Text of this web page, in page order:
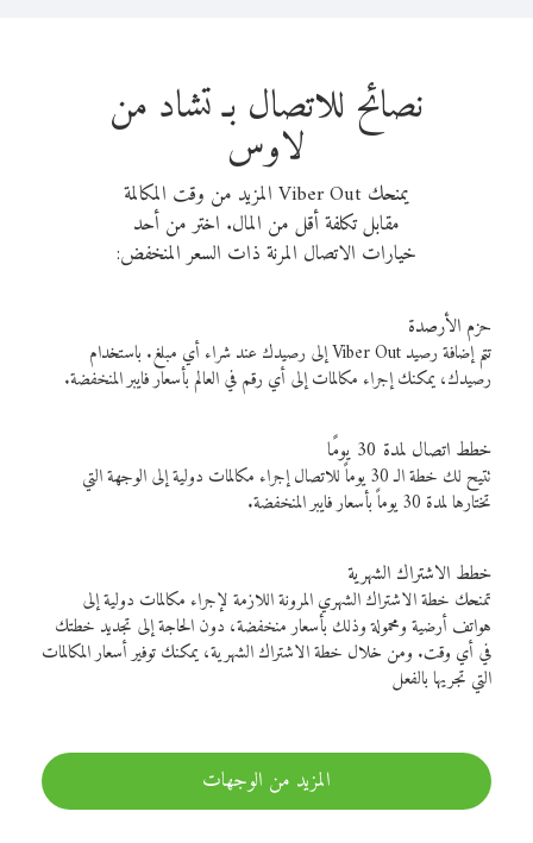
نصائح للاتصال بـ تشاد من
لاوس
يمنحك Viber Out المزيد من وقت المكالمة
مقابل تكلفة أقل من المال. اختر من أحد
خيارات الاتصال المرنة ذات السعر المنخفض:
حزم الأرصدة
تتم إضافة رصيد Viber Out إلى رصيدك عند شراء أي مبلغ. باستخدام
رصيدك، يمكنك إجراء مكالمات إلى أي رقم في العالم بأسعار فايبر المنخفضة.
خطط اتصال لمدة 30 يومًا
تتيح لك خطة الـ 30 يوماً للاتصال إجراء مكالمات دولية إلى الوجهة التي
تختارها لمدة 30 يوماً بأسعار فايبر المنخفضة.
خطط الاشتراك الشهرية
تمنحك خطة الاشتراك الشهري المرونة اللازمة لإجراء مكالمات دولية إلى
هواتف أرضية ومحمولة وذلك بأسعار منخفضة، دون الحاجة إلى تجديد خطتك
في أي وقت. ومن خلال خطة الاشتراك الشهرية، يمكنك توفير أسعار المكالمات
التي تجريها بالفعل
المزيد من الوجهات